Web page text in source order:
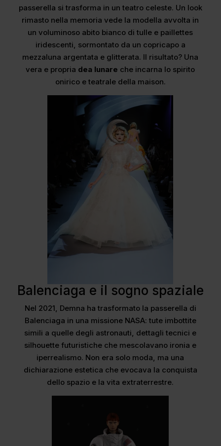
passerella si trasforma in un teatro celeste. Un look
rimasto nella memoria vede la modella avvolta in
un voluminoso abito bianco di tulle e paillettes
iridescenti, sormontato da un copricapo a
mezzaluna argentata e glitterata. Il risultato? Una
vera e propria dea lunare che incarna lo spirito
onirico e teatrale della maison.
Balenciaga e il sogno spaziale
Nel 2021, Demna ha trasformato la passerella di
Balenciaga in una missione NASA: tute imbottite
simili a quelle degli astronauti, dettagli tecnici e
silhouette futuristiche che mescolavano ironia e
iperrealismo. Non era solo moda, ma una
dichiarazione estetica che evocava la conquista
dello spazio e la vita extraterrestre.